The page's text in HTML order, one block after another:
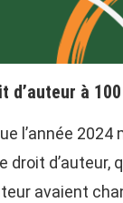
d’auteur à
l’année
droit d’auteur,
avaient